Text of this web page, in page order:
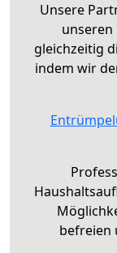
Unsere
unseren
gleichzeitig
indem wir
befreien